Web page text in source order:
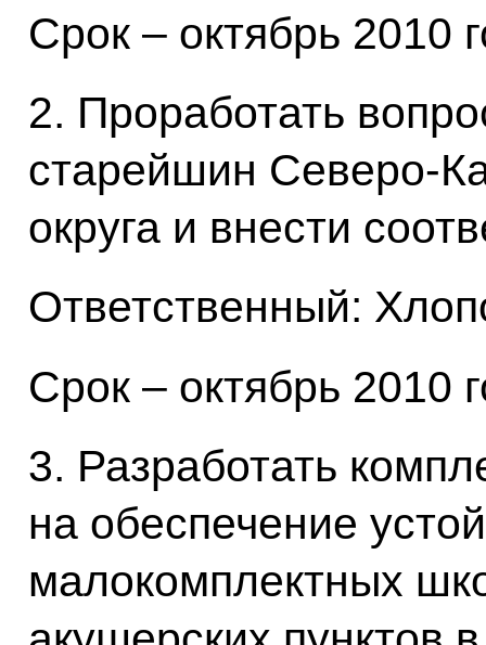
Срок – октябрь 2010
2. Проработать
старейшин Северо-
округа и внести
Ответственный:
Срок – октябрь 2010
3. Разработать
на обеспечение
малокомплектных